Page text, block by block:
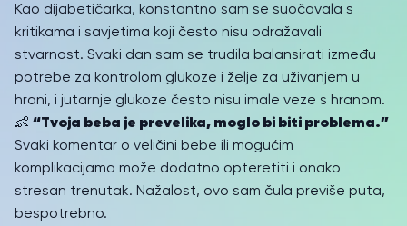
Kao dijabetičarka, konstantno sam se suočavala s
kritikama i savjetima koji često nisu odražavali
stvarnost. Svaki dan sam se trudila balansirati između
potrebe za kontrolom glukoze i želje za uživanjem u
hrani, i jutarnje glukoze često nisu imale veze s hranom.
👶 “Tvoja beba je prevelika, moglo bi biti problema.”
Svaki komentar o veličini bebe ili mogućim
komplikacijama može dodatno opteretiti i onako
stresan trenutak. Nažalost, ovo sam čula previše puta,
bespotrebno.